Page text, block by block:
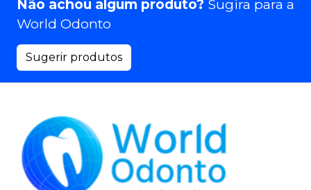
Não achou algum produto? Sugira para a
World Odonto
Sugerir produtos